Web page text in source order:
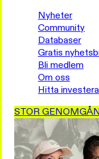
Nyheter
Community
Databaser
Gratis
Bli medlem
Om oss
Hitta
STOR